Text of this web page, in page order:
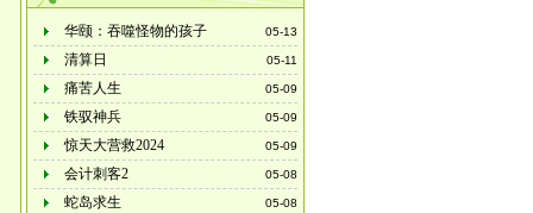
05-13
华颐：吞噬怪物的孩子
05-11
清算日
05-09
痛苦人生
05-09
铁驭神兵
05-09
惊天大营救2024
05-08
会计刺客2
05-08
蛇岛求生